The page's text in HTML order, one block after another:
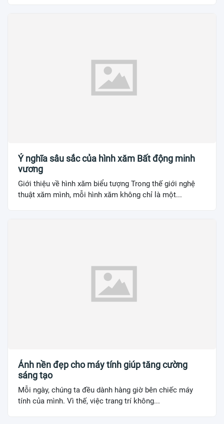
Ý nghĩa sâu sắc của hình xăm Bất động minh
vương
Giới thiệu về hình xăm biểu tượng Trong thế giới nghệ
thuật xăm mình, mỗi hình xăm không chỉ là một...
Ảnh nền đẹp cho máy tính giúp tăng cường
sáng tạo
Mỗi ngày, chúng ta đều dành hàng giờ bên chiếc máy
tính của mình. Vì thế, việc trang trí không...